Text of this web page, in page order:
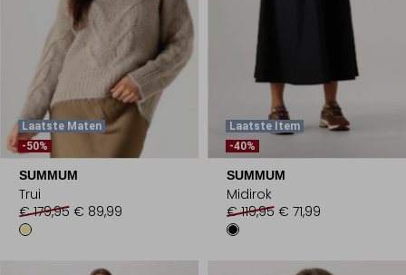
Laatste Maten
-50%
SUMMUM
Trui
€ 179,95 € 89,99
Laatste Item
-40%
SUMMUM
Midirok
€ 119,95 € 71,99